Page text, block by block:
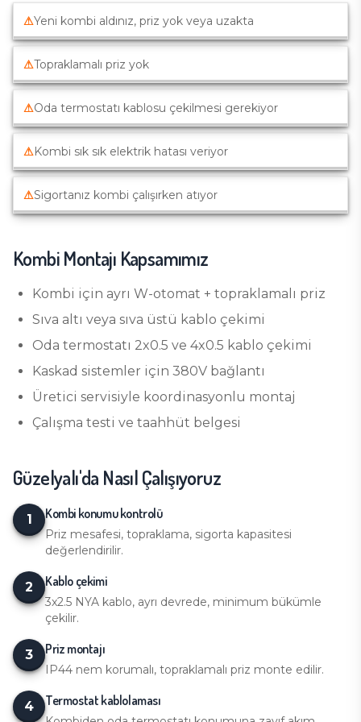
⚠Yeni kombi aldınız, priz yok veya uzakta
⚠Topraklamalı priz yok
⚠Oda termostatı kablosu çekilmesi gerekiyor
⚠Kombi sık sık elektrik hatası veriyor
⚠Sigortanız kombi çalışırken atıyor
Kombi Montajı Kapsamımız
Kombi için ayrı W-otomat + topraklamalı priz
Sıva altı veya sıva üstü kablo çekimi
Oda termostatı 2x0.5 ve 4x0.5 kablo çekimi
Kaskad sistemler için 380V bağlantı
Üretici servisiyle koordinasyonlu montaj
Çalışma testi ve taahhüt belgesi
Güzelyalı'da Nasıl Çalışıyoruz
1 Kombi konumu kontrolü
Priz mesafesi, topraklama, sigorta kapasitesi
değerlendirilir.
2 Kablo çekimi
3x2.5 NYA kablo, ayrı devrede, minimum bükümle
çekilir.
3 Priz montajı
IP44 nem korumalı, topraklamalı priz monte edilir.
4 Termostat kablolaması